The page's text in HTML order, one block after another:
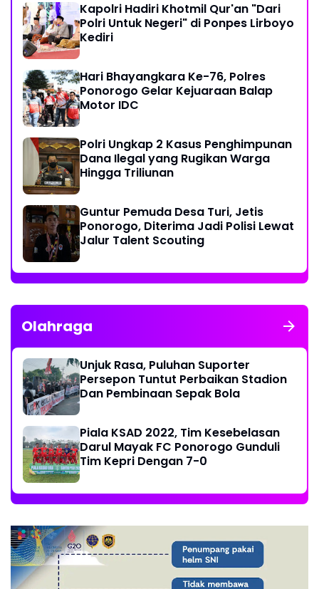
Kapolri Hadiri Khotmil Qur'an "Dari
Polri Untuk Negeri" di Ponpes Lirboyo
Kediri
Hari Bhayangkara Ke-76, Polres
Ponorogo Gelar Kejuaraan Balap
Motor IDC
Polri Ungkap 2 Kasus Penghimpunan
Dana Ilegal yang Rugikan Warga
Hingga Triliunan
Guntur Pemuda Desa Turi, Jetis
Ponorogo, Diterima Jadi Polisi Lewat
Jalur Talent Scouting
Olahraga
Unjuk Rasa, Puluhan Suporter
Persepon Tuntut Perbaikan Stadion
Dan Pembinaan Sepak Bola
Piala KSAD 2022, Tim Kesebelasan
Darul Mayak FC Ponorogo Gunduli
Tim Kepri Dengan 7-0